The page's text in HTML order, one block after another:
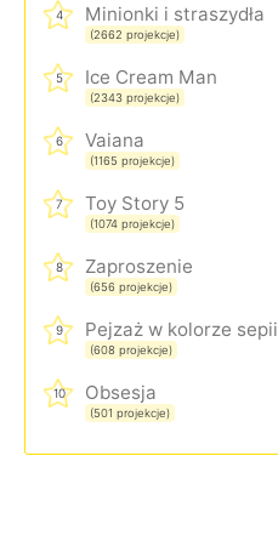
4 Minionki i straszydła
(2662 projekcje)
5 Ice Cream Man
(2343 projekcje)
6 Vaiana
(1165 projekcje)
7 Toy Story 5
(1074 projekcje)
8 Zaproszenie
(656 projekcje)
9 Pejzaż w kolorze sepii
(608 projekcje)
10 Obsesja
(501 projekcje)